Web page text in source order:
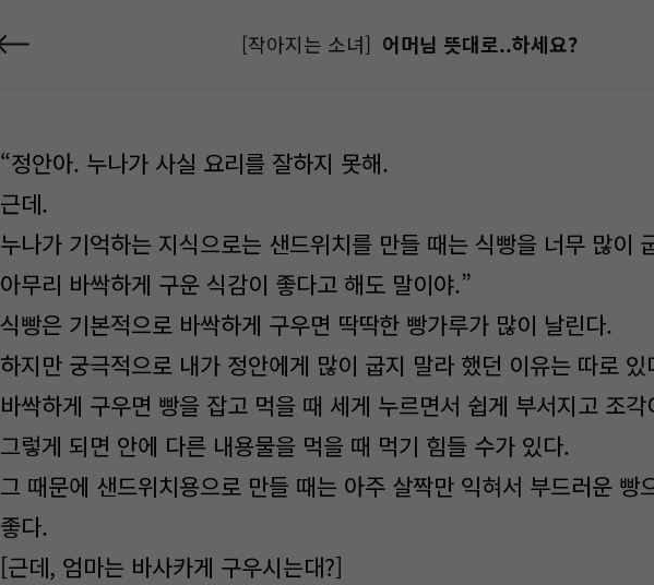
[작아지는 소녀] 어머님 뜻대로..하세요?
“정안아. 누나가 사실 요리를 잘하지 못해.
근데.
누나가 기억하는 지식으로는 샌드위치를 만들 때는 식빵을 너무 많이
아무리 바싹하게 구운 식감이 좋다고 해도 말이야.”
식빵은 기본적으로 바싹하게 구우면 딱딱한 빵가루가 많이 날린다.
하지만 궁극적으로 내가 정안에게 많이 굽지 말라 했던 이유는 따로 있
바싹하게 구우면 빵을 잡고 먹을 때 세게 누르면서 쉽게 부서지고 조
그렇게 되면 안에 다른 내용물을 먹을 때 먹기 힘들 수가 있다.
그 때문에 샌드위치용으로 만들 때는 아주 살짝만 익혀서 부드러운 빵
좋다.
[근데, 엄마는 바사카게 구우시는대?]